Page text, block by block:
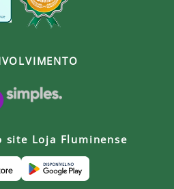
site Loja Fluminense